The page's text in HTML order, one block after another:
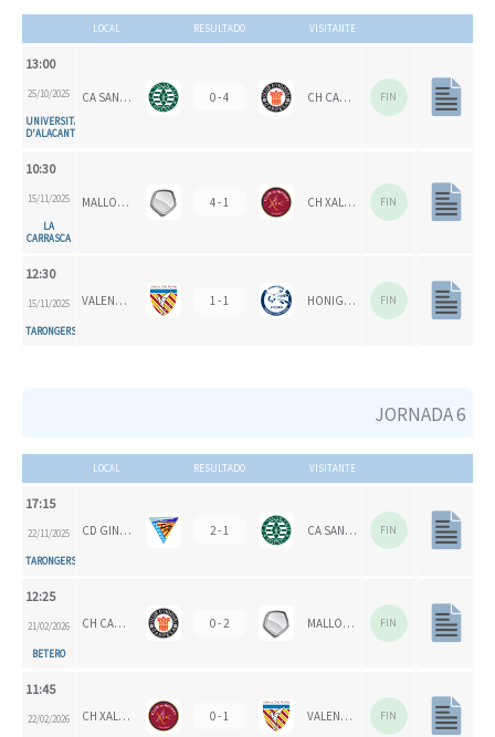
LOCAL RESULTADO VISITANTE
13:00
25/10/2025
UNIVERSITAT
D'ALACANT
CA SAN VICENTE 0 - 4 CH CARPESA FIN
10:30
15/11/2025
LA
CARRASCA
MALLORCA CH 4 - 1 CH XALOC 1993 FIN
12:30
15/11/2025
TARONGERS
VALENCIA CH 1924 1 - 1 HONIGVÖGEL FIN
JORNADA 6
LOCAL RESULTADO VISITANTE
17:15
22/11/2025
TARONGERS
CD GINER DE LOS RÍOS 2 - 1 CA SAN VICENTE FIN
12:25
21/02/2026
BETERO
CH CARPESA 0 - 2 MALLORCA CH FIN
11:45
22/02/2026 CH XALOC 1993 0 - 1 VALENCIA CH 1924 FIN